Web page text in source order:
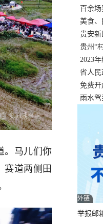
。马儿们你
赛道两侧田
温
百余
正式“
美食
两减三
贵安新
贵州“
名额
2023
色工厂
省人
资工
免费开
展，持
雨水
外链
举报邮